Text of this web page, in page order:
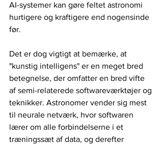
AI-systemer kan gøre feltet astronomi
hurtigere og kraftigere end nogensinde
før.
Det er dog vigtigt at bemærke, at
"kunstig intelligens" er en meget bred
betegnelse, der omfatter en bred vifte
af semi-relaterede softwareværktøjer og
teknikker. Astronomer vender sig mest
til neurale netværk, hvor softwaren
lærer om alle forbindelserne i et
træningssæt af data, og derefter